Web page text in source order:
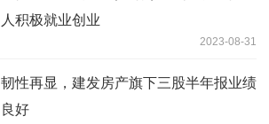
人积极就业创业
2023-08-31
韧性再显，建发房产旗下三股半年报业绩
良好